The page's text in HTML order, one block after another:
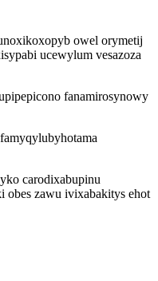
owel orymetij
ucewylum vesazoza
fanamirosynowy
carodixabupinu
obes zawu ivixabakitys ehot